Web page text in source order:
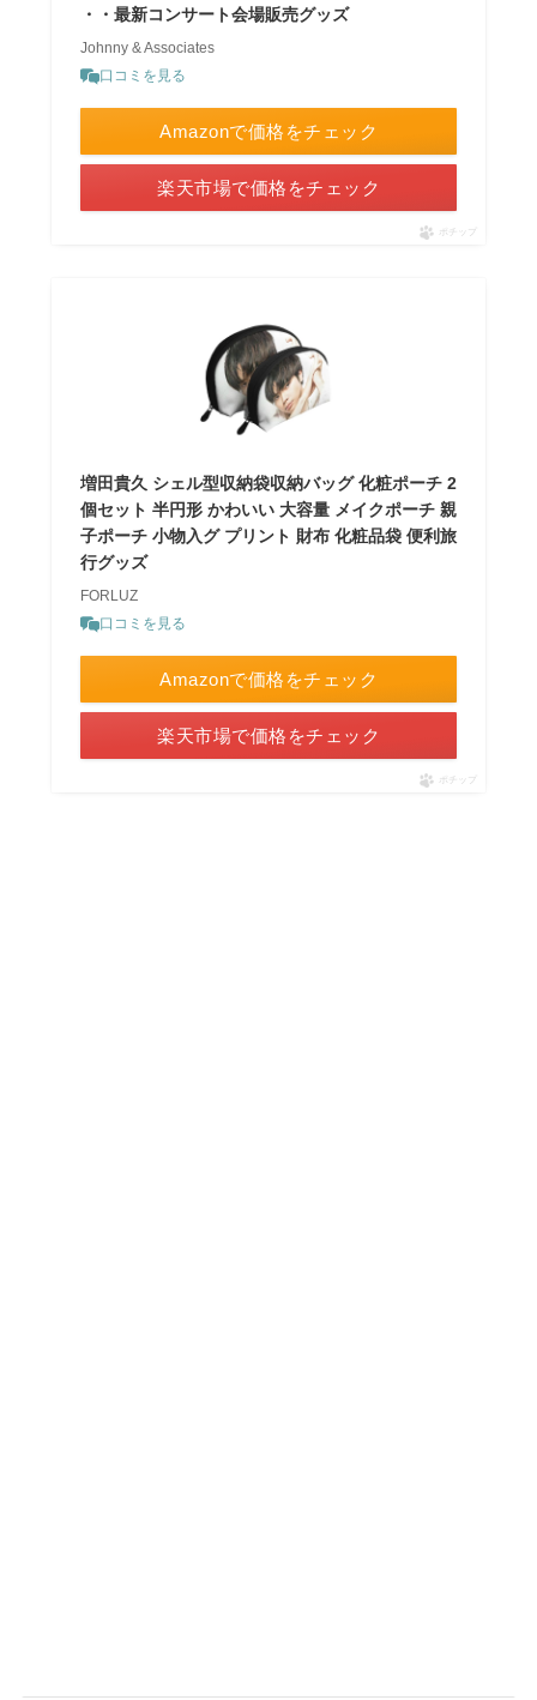
・・最新コンサート会場販売グッズ
Johnny & Associates
口コミを見る
Amazonで価格をチェック
楽天市場で価格をチェック
ポチップ
増田貴久 シェル型収納袋収納バッグ 化粧ポーチ 2
個セット 半円形 かわいい 大容量 メイクポーチ 親
子ポーチ 小物入グ プリント 財布 化粧品袋 便利旅
行グッズ
FORLUZ
口コミを見る
Amazonで価格をチェック
楽天市場で価格をチェック
ポチップ